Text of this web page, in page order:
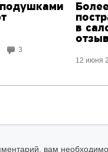
3
в
отзыв
12 июня
вам необходимо